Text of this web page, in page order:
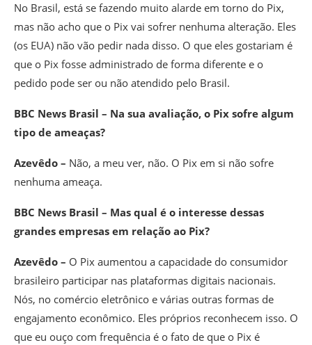
No Brasil, está se fazendo muito alarde em torno do Pix,
mas não acho que o Pix vai sofrer nenhuma alteração. Eles
(os EUA) não vão pedir nada disso. O que eles gostariam é
que o Pix fosse administrado de forma diferente e o
pedido pode ser ou não atendido pelo Brasil.
BBC News Brasil – Na sua avaliação, o Pix sofre algum
tipo de ameaças?
Azevêdo – Não, a meu ver, não. O Pix em si não sofre
nenhuma ameaça.
BBC News Brasil – Mas qual é o interesse dessas
grandes empresas em relação ao Pix?
Azevêdo – O Pix aumentou a capacidade do consumidor
brasileiro participar nas plataformas digitais nacionais.
Nós, no comércio eletrônico e várias outras formas de
engajamento econômico. Eles próprios reconhecem isso. O
que eu ouço com frequência é o fato de que o Pix é